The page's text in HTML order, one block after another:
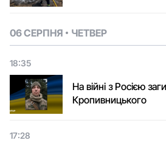
06 СЕРПНЯ ЧЕТВЕР
18:35
На війні з Росією
Кропивницького
17:28